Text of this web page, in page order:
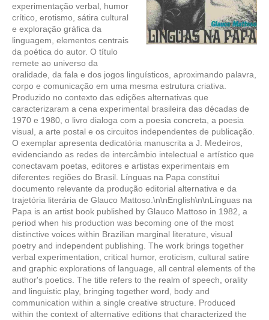
experimentação verbal, humor
crítico, erotismo, sátira cultural
e exploração gráfica da
linguagem, elementos centrais
da poética do autor. O título
remete ao universo da
oralidade, da fala e dos jogos linguísticos, aproximando palavra,
corpo e comunicação em uma mesma estrutura criativa.
Produzido no contexto das edições alternativas que
caracterizaram a cena experimental brasileira das décadas de
1970 e 1980, o livro dialoga com a poesia concreta, a poesia
visual, a arte postal e os circuitos independentes de publicação.
O exemplar apresenta dedicatória manuscrita a J. Medeiros,
evidenciando as redes de intercâmbio intelectual e artístico que
conectavam poetas, editores e artistas experimentais em
diferentes regiões do Brasil. Línguas na Papa constitui
documento relevante da produção editorial alternativa e da
trajetória literária de Glauco Mattoso.\n\nEnglish\n\nLínguas na
Papa is an artist book published by Glauco Mattoso in 1982, a
period when his production was becoming one of the most
distinctive voices within Brazilian marginal literature, visual
poetry and independent publishing. The work brings together
verbal experimentation, critical humor, eroticism, cultural satire
and graphic explorations of language, all central elements of the
author's poetics. The title refers to the realm of speech, orality
and linguistic play, bringing together word, body and
communication within a single creative structure. Produced
within the context of alternative editions that characterized the